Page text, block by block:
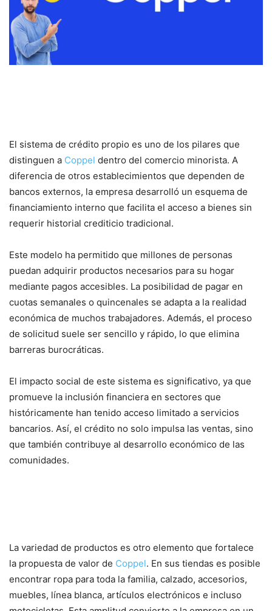
El sistema de crédito propio es uno de los pilares que
distinguen a Coppel dentro del comercio minorista. A
diferencia de otros establecimientos que dependen de
bancos externos, la empresa desarrolló un esquema de
financiamiento interno que facilita el acceso a bienes sin
requerir historial crediticio tradicional.
Este modelo ha permitido que millones de personas
puedan adquirir productos necesarios para su hogar
mediante pagos accesibles. La posibilidad de pagar en
cuotas semanales o quincenales se adapta a la realidad
económica de muchos trabajadores. Además, el proceso
de solicitud suele ser sencillo y rápido, lo que elimina
barreras burocráticas.
El impacto social de este sistema es significativo, ya que
promueve la inclusión financiera en sectores que
históricamente han tenido acceso limitado a servicios
bancarios. Así, el crédito no solo impulsa las ventas, sino
que también contribuye al desarrollo económico de las
comunidades.
La variedad de productos es otro elemento que fortalece
la propuesta de valor de Coppel. En sus tiendas es posible
encontrar ropa para toda la familia, calzado, accesorios,
muebles, línea blanca, artículos electrónicos e incluso